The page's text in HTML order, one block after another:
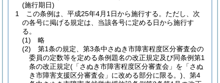
(施行期日)
1
この条例は、平成25年4月1日から施行する。 ただし、次
の各号に掲げる規定は、当該各号に定める日から施行す
る。
(1)
略
(2)
第1条の規定、第3条中さぬき市障害程度区分審査会の
委員の定数等を定める条例題名の改正規定及び同条例第1
条の改正規定(「さぬき市障害程度区分審査会」を「さぬ
き市障害支援区分審査会」に改める部分に限る。) 、第4